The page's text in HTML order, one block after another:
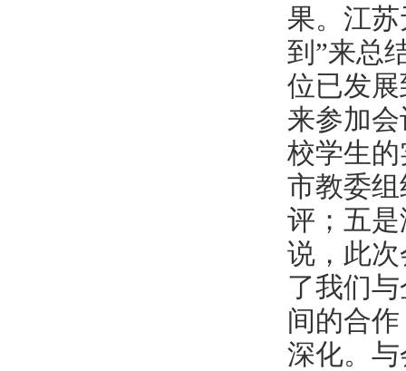
果。江
到”来总
位已发
来参加
校学生
市教委
评；五
说，此
了我们
间的合
深化。